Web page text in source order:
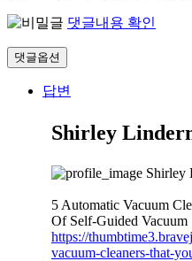
댓글내용 확인
댓글옵션
답변
Shirley
5 Automatic Vacuum
Of Self-Guided Vacuum
https://
vacuum-cleaners-that-